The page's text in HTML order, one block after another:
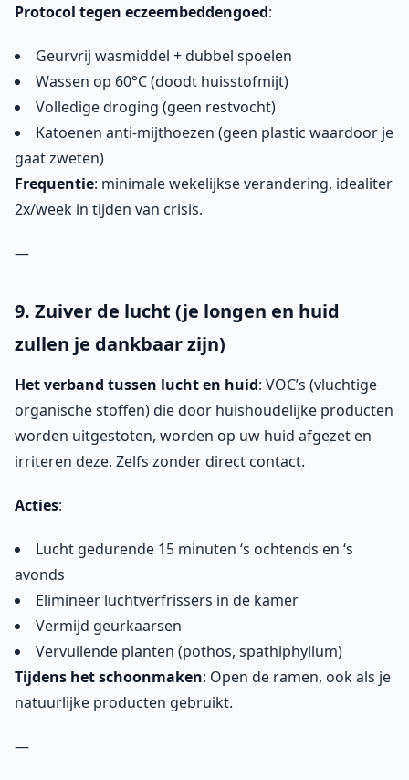
Protocol tegen eczeembeddengoed:
Geurvrij wasmiddel + dubbel spoelen
Wassen op 60°C (doodt huisstofmijt)
Volledige droging (geen restvocht)
Katoenen anti-mijthoezen (geen plastic waardoor je
gaat zweten)
Frequentie: minimale wekelijkse verandering, idealiter
2x/week in tijden van crisis.
—
9. Zuiver de lucht (je longen en huid
zullen je dankbaar zijn)
Het verband tussen lucht en huid: VOC’s (vluchtige
organische stoffen) die door huishoudelijke producten
worden uitgestoten, worden op uw huid afgezet en
irriteren deze. Zelfs zonder direct contact.
Acties:
Lucht gedurende 15 minuten ‘s ochtends en ‘s
avonds
Elimineer luchtverfrissers in de kamer
Vermijd geurkaarsen
Vervuilende planten (pothos, spathiphyllum)
Tijdens het schoonmaken: Open de ramen, ook als je
natuurlijke producten gebruikt.
—